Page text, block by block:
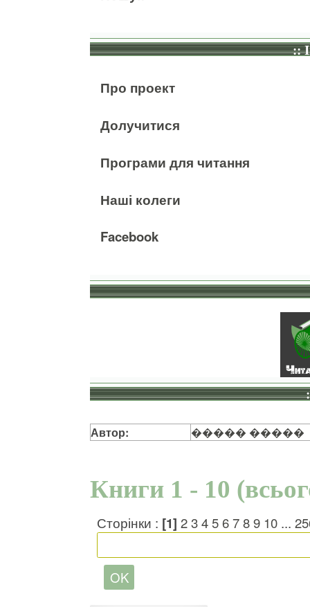
::
Про проект
Долучитися
Програми для читання
Наші колеги
Facebook
Автор: ����� �����
Книги 1 - 10
Сторінки : [1] 23456789 10 ...